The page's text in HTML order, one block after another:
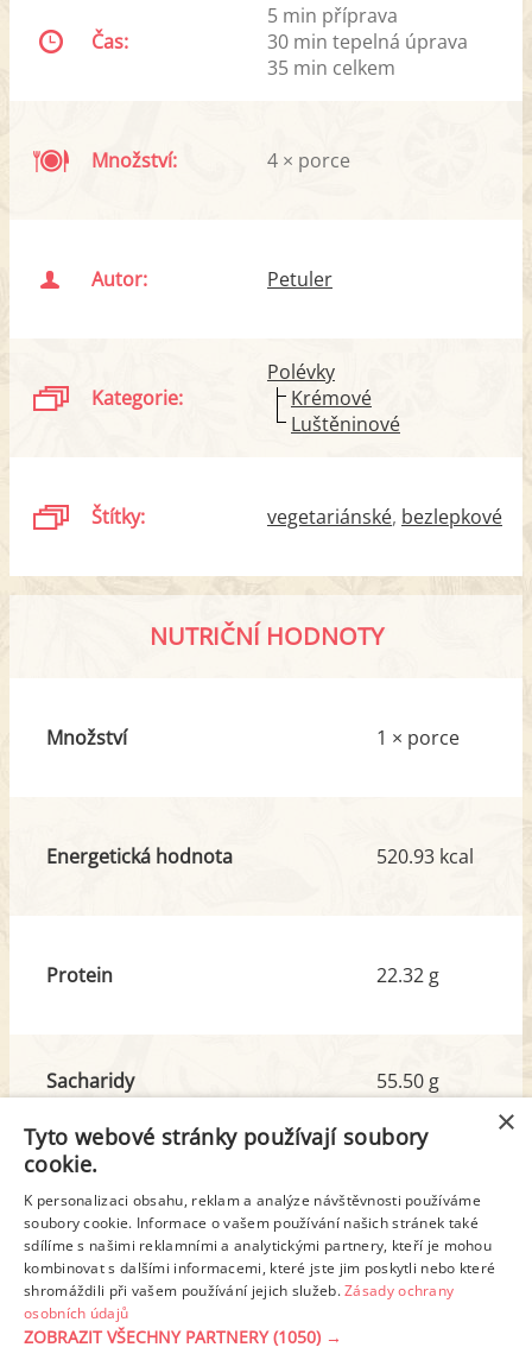
Čas:
5 min příprava
30 min tepelná úprava
35 min celkem
Množství: 4 × porce
Autor: Petuler
Kategorie:
Polévky
Krémové
Luštěninové
Štítky: vegetariánské bezlepkové
NUTRIČNÍ HODNOTY
Množství 1 × porce
Energetická hodnota 520.93 kcal
Protein 22.32 g
Sacharidy
z toho cukr
55.50 g
14.01 g
Tuk
z toho nas. mastné kyseliny
18.94 g
5.43 g
Detailní rozpis
×
Tyto webové stránky používají soubory
cookie.
K personalizaci obsahu, reklam a analýze návštěvnosti používáme
soubory cookie. Informace o vašem používání našich stránek také
sdílíme s našimi reklamními a analytickými partnery, kteří je mohou
kombinovat s dalšími informacemi, které jste jim poskytli nebo které
shromáždili při vašem používání jejich služeb.Zásady ochrany
osobních údajů
ZOBRAZIT VŠECHNY PARTNERY(1050) →